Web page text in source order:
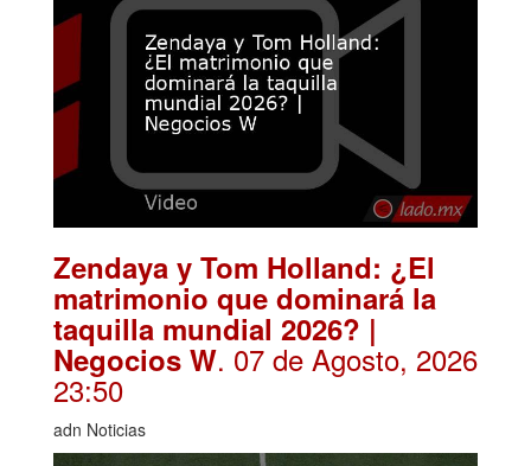
Zendaya y Tom Holland: ¿El
matrimonio que dominará la
taquilla mundial 2026? |
Negocios W. 07 de Agosto, 2026
23:50
adn Noticias